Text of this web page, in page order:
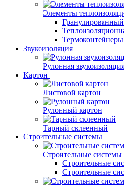
Элементы
Термоконтейнеры
Звукоизоляция
Рулонная звукоизоляция
Картон
Листовой картон
Рулонный картон
Тарный склеенный
Строительные системы
Строительные системы
Строительные
Строительные